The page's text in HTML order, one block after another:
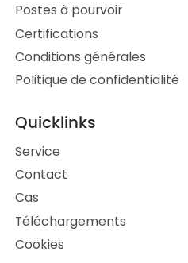
Postes à pourvoir
Certifications
Conditions générales
Politique de confidentialité
Quicklinks
Service
Contact
Cas
Téléchargements
Cookies